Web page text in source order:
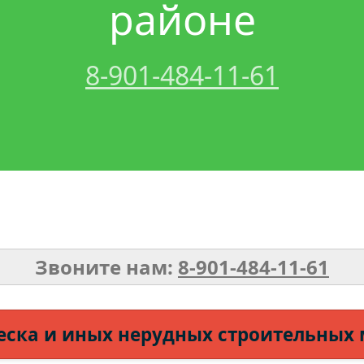
районе
8-901-484-11-61
Звоните нам: 8-901-484-11-61
и иных нерудных строительных